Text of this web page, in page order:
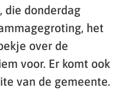
die donderdag
het
over de
voor. Er komt ook
van de gemeente.